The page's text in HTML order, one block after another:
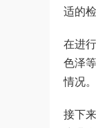
适的
在进
色泽
情况。
接下